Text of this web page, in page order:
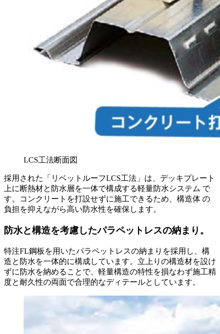
LCS工法断面図
採用された「リベットルーフLCS工法」は、デッキプレート
上に断熱材と防水層を一体で構成する軽量防水システム で
す。コンクリートを打設せずに施工できるため、構造体 の
負担を抑えながら高い防水性を確保します。
防水と構造を考慮したパラペットレスの納まり。
特注FL鋼板を用いたパラペットレスの納まりを採用し、構
造と防水を一体的に構成しています。立上りの構造材を設け
ずに防水を納めることで、軽量構造の特性を損なわず施工精
度と耐久性の両面で合理的なディテールとしています。